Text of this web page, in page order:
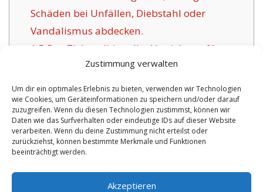
Zustimmung verwalten
Um dir ein optimales Erlebnis zu bieten, verwenden wir Technologien
wie Cookies, um Geräteinformationen zu speichern und/oder darauf
zuzugreifen. Wenn du diesen Technologien zustimmst, können wir
Daten wie das Surfverhalten oder eindeutige IDs auf dieser Website
verarbeiten. Wenn du deine Zustimmung nicht erteilst oder
zurückziehst, können bestimmte Merkmale und Funktionen
beeinträchtigt werden.
Akzeptieren
Schäden bei Unfällen, Diebstahl oder
Vandalismus abdecken.
1.5 Das Ziel traditioneller Versicherer für
1.6
Positive Argumente dieser Versicherung in
Höchstädt:
1.6.1Aktualisierte Absicherungen
inklusive Betreuung:
No tags for this post.